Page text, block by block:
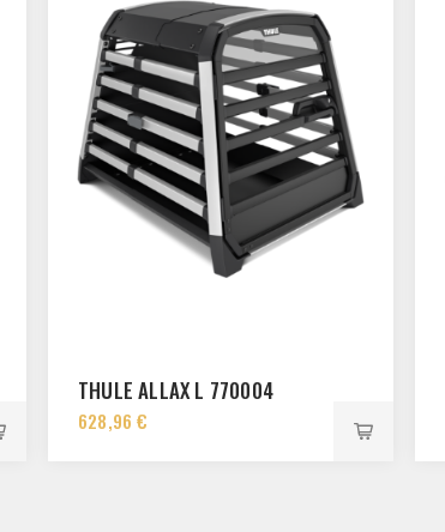
THULE ALLAX L 770004
628,96 €